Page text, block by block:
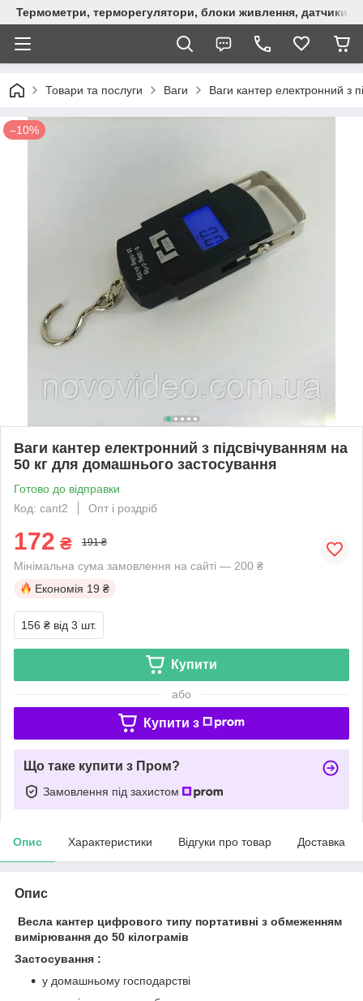
Термометри, терморегулятори, блоки живлення, датчики,
Товари та послуги Ваги Ваги кантер електронний з
–10%
Ваги кантер електронний з підсвічуванням на
50 кг для домашнього застосування
Готово до відправки
Код: cant2
Опт і роздріб
172 ₴ 191 ₴
Мінімальна сума замовлення на сайті — 200 ₴
Економія 19 ₴
156 ₴ від 3 шт.
Купити
або
Купити з
Що таке купити з Пром?
Замовлення під захистом
Опис Характеристики Відгуки про товар Доставка
Опис
Весла кантер цифрового типу портативні з обмеженням
вимірювання до 50 кілограмів
Застосування :
у домашньому господарстві